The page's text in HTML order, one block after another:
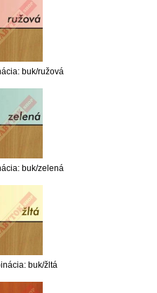
buk/ružová
buk/zelená
buk/žltá